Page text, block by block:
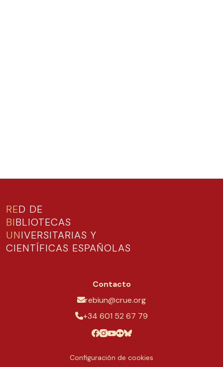
RED DE
BIBLIOTECAS
UNIVERSITARIAS Y
CIENTÍFICAS ESPAÑOLAS
Contacto
rebiun@crue.org
+34 601 52 67 79
Configuración de cookies